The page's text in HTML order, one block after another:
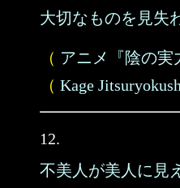
大切なものを見失
（ アニメ『陰の実
（ Kage
12.
不美人が美人に見